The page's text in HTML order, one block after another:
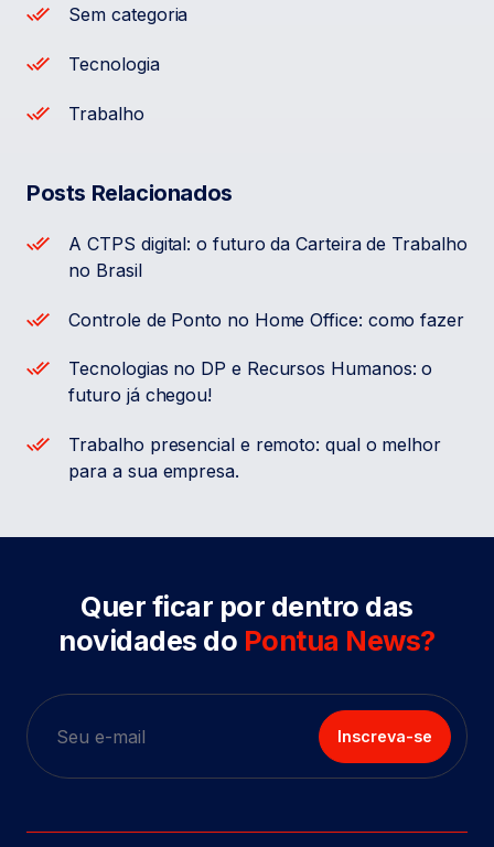
Sem categoria
Tecnologia
Trabalho
Posts Relacionados
A CTPS digital: o futuro da Carteira de Trabalho
no Brasil
Controle de Ponto no Home Office: como fazer
Tecnologias no DP e Recursos Humanos: o
futuro já chegou!
Trabalho presencial e remoto: qual o melhor
para a sua empresa.
Quer ficar por dentro das
novidades do Pontua News?
Inscreva-se